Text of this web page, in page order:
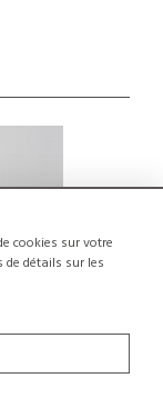
cookies sur votre
de détails sur les